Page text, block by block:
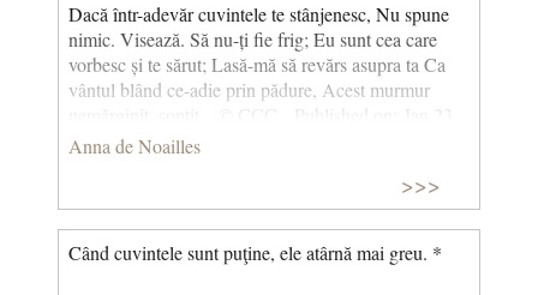
Dacă într-adevăr cuvintele te stânjenesc, Nu spune
nimic. Visează. Să nu-ți fie frig; Eu sunt cea care
vorbesc și te sărut; Lasă-mă să revărs asupra ta Ca
vântul blând ce-adie prin pădure, Acest murmur
nemărginit, șoptit... © CCC Published on: Jan 23,
2021
Anna de Noailles
>>>
Când cuvintele sunt puţine, ele atârnă mai greu. *